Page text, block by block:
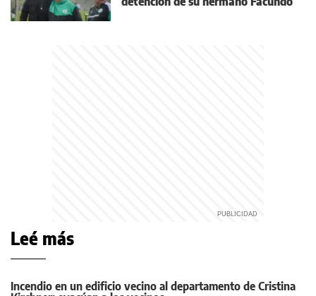
Leé más
Incendio en un edificio vecino al departamento de Cristina